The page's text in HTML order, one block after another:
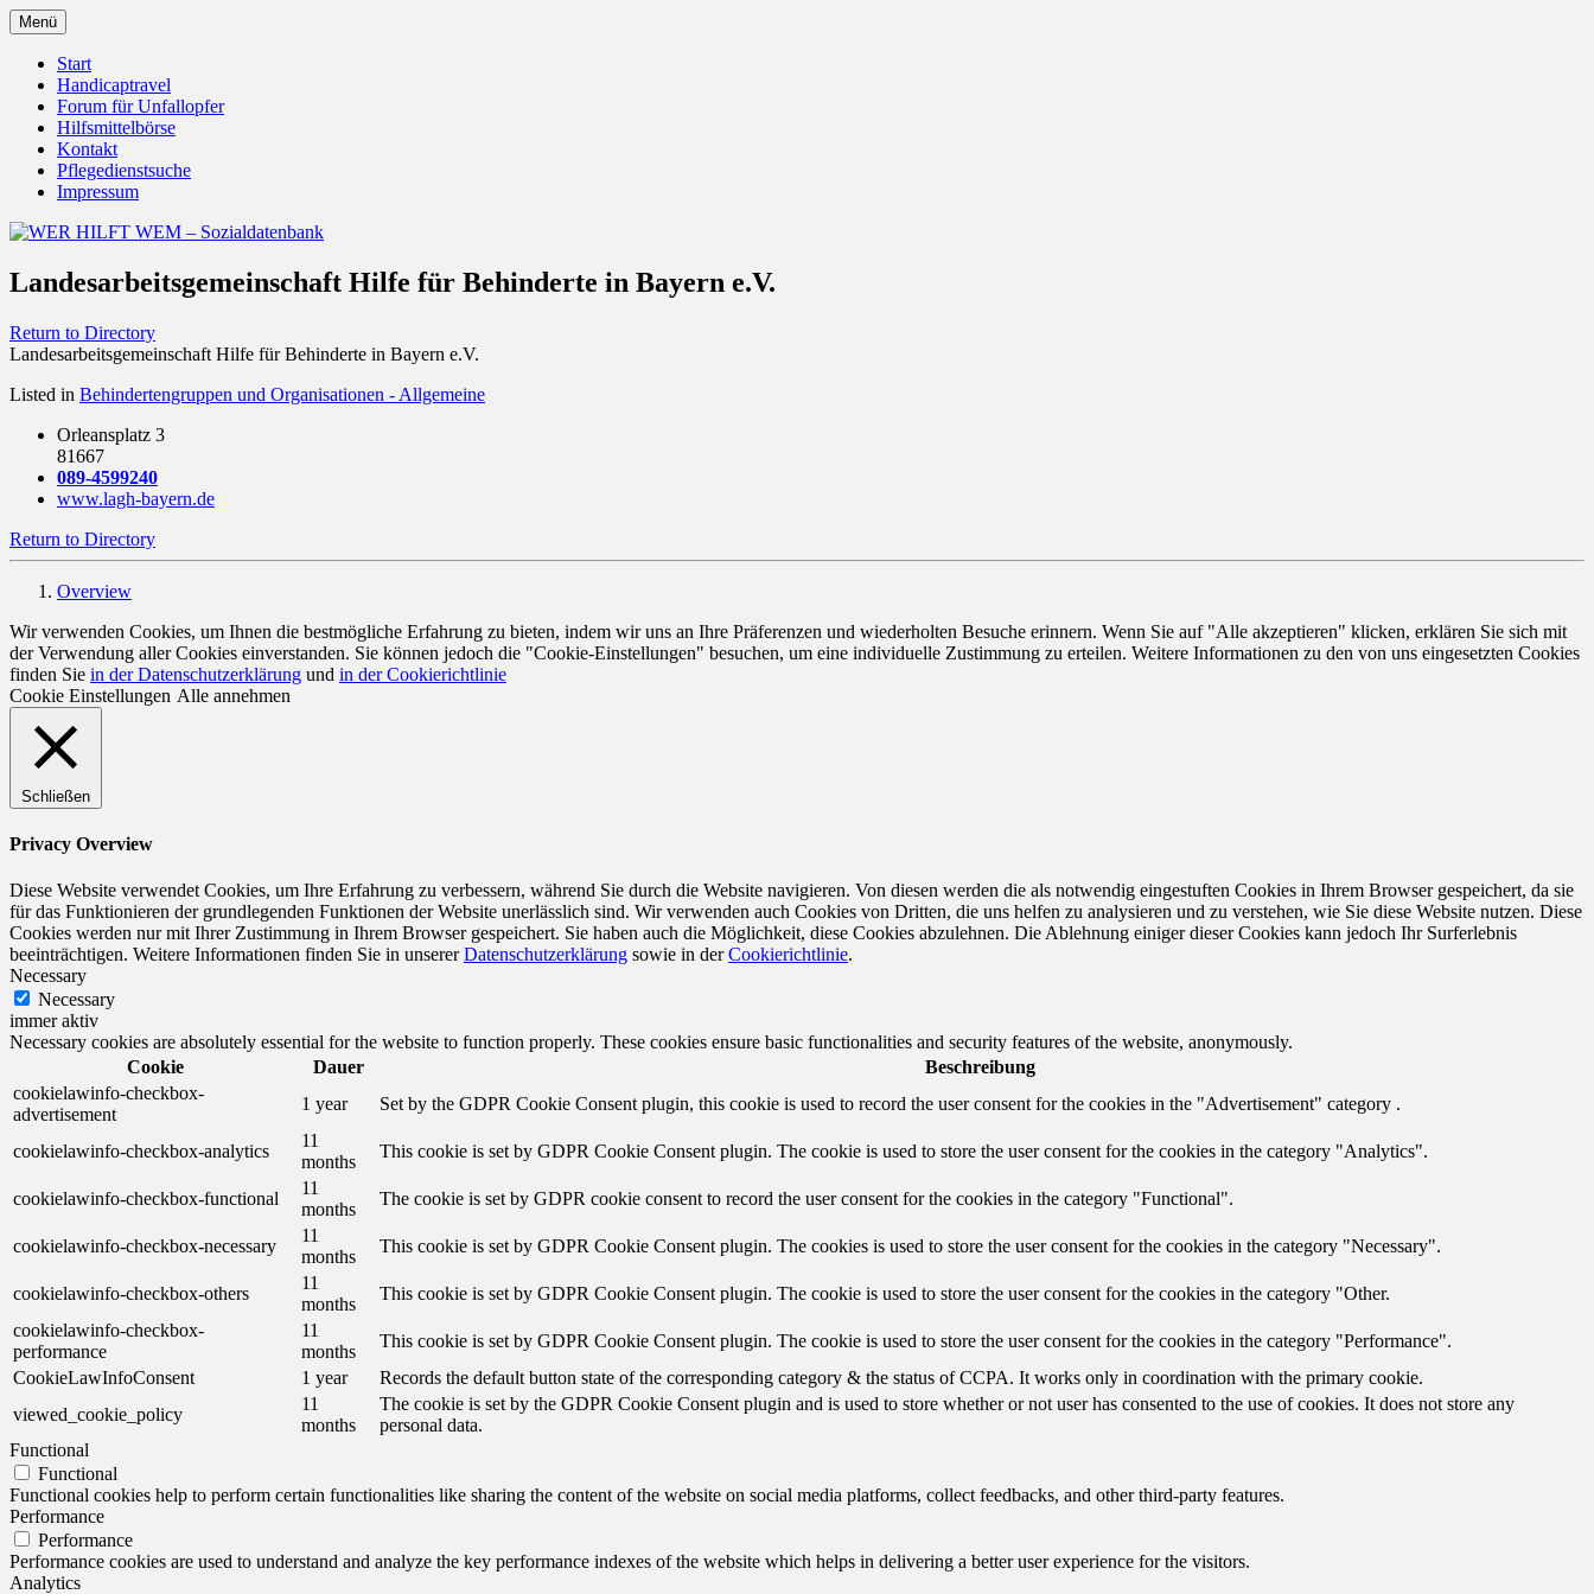
Zum
Inhalt
springen
WER HILFT WEM – Sozialdatenbank
Menü
Start
Handicaptravel
Forum für Unfallopfer
Hilfsmittelbörse
Kontakt
Pflegedienstsuche
Impressum
Landesarbeitsgemeinschaft Hilfe für Behinderte in Bayern e.V.
Return to Directory
Landesarbeitsgemeinschaft Hilfe für Behinderte in Bayern e.V.
Listed in Behindertengruppen und Organisationen - Allgemeine
Orleansplatz 3
81667
089-4599240
www.lagh-bayern.de
Return to Directory
Overview
Wir verwenden Cookies, um Ihnen die bestmögliche Erfahrung zu bieten, indem wir uns an Ihre Präferenzen und wiederholten Besuche erinnern. Wenn Sie auf "Alle akzeptieren" klicken, erklären Sie sich mit
der Verwendung aller Cookies einverstanden. Sie können jedoch die "Cookie-Einstellungen" besuchen, um eine individuelle Zustimmung zu erteilen. Weitere Informationen zu den von uns eingesetzten Cookies
finden Sie in der Datenschutzerklärung und in der Cookierichtlinie
Cookie Einstellungen Alle annehmen
Schließen
Privacy Overview
Diese Website verwendet Cookies, um Ihre Erfahrung zu verbessern, während Sie durch die Website navigieren. Von diesen werden die als notwendig eingestuften Cookies in Ihrem Browser gespeichert, da sie
für das Funktionieren der grundlegenden Funktionen der Website unerlässlich sind. Wir verwenden auch Cookies von Dritten, die uns helfen zu analysieren und zu verstehen, wie Sie diese Website nutzen. Diese
Cookies werden nur mit Ihrer Zustimmung in Ihrem Browser gespeichert. Sie haben auch die Möglichkeit, diese Cookies abzulehnen. Die Ablehnung einiger dieser Cookies kann jedoch Ihr Surferlebnis
beeinträchtigen. Weitere Informationen finden Sie in unsererDatenschutzerklärung sowie in derCookierichtlinie.
Necessary
Necessary
immer aktiv
Necessary cookies are absolutely essential for the website to function properly. These cookies ensure basic functionalities and security features of the website, anonymously.
Cookie
Dauer
Beschreibung
cookielawinfo-checkbox-
advertisement
1 year Set by the GDPR Cookie Consent plugin, this cookie is used to record the user consent for the cookies in the "Advertisement" category .
cookielawinfo-checkbox-analytics
11
months
This cookie is set by GDPR Cookie Consent plugin. The cookie is used to store the user consent for the cookies in the category "Analytics".
cookielawinfo-checkbox-functional
11
months
The cookie is set by GDPR cookie consent to record the user consent for the cookies in the category "Functional".
cookielawinfo-checkbox-necessary
11
months
This cookie is set by GDPR Cookie Consent plugin. The cookies is used to store the user consent for the cookies in the category "Necessary".
cookielawinfo-checkbox-others
11
months
This cookie is set by GDPR Cookie Consent plugin. The cookie is used to store the user consent for the cookies in the category "Other.
cookielawinfo-checkbox-
performance
11
months
This cookie is set by GDPR Cookie Consent plugin. The cookie is used to store the user consent for the cookies in the category "Performance".
CookieLawInfoConsent
1 year
Records the default button state of the corresponding category & the status of CCPA. It works only in coordination with the primary cookie.
viewed_cookie_policy
11
months
The cookie is set by the GDPR Cookie Consent plugin and is used to store whether or not user has consented to the use of cookies. It does not store any
personal data.
Functional
Functional
Functional cookies help to perform certain functionalities like sharing the content of the website on social media platforms, collect feedbacks, and other third-party features.
Performance
Performance
Performance cookies are used to understand and analyze the key performance indexes of the website which helps in delivering a better user experience for the visitors.
Analytics